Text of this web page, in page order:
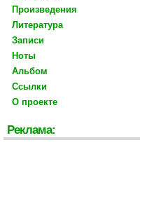
Произведения
Литература
Записи
Ноты
Альбом
Ссылки
О проекте
Реклама: